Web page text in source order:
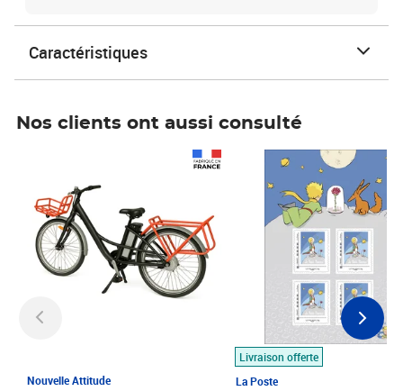
Caractéristiques
Nos clients ont aussi consulté
Nouvelle Attitude
Livraison offerte
La Poste
Prix 7,50€